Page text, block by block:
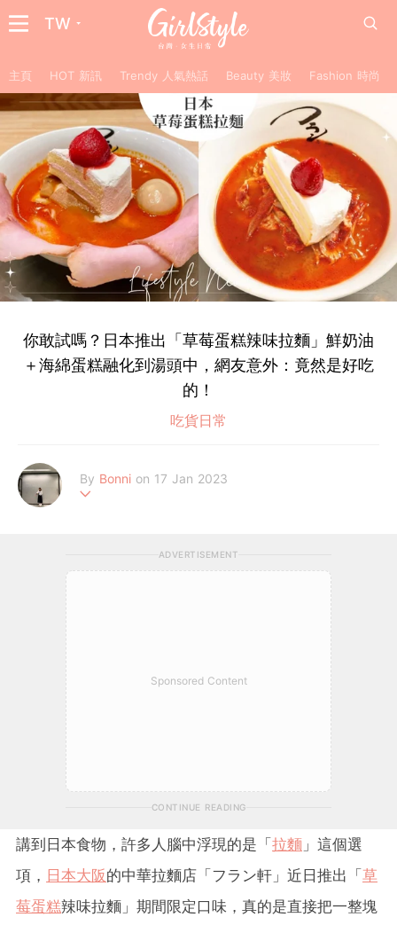
TW
主頁 HOT 新訊 Trendy 人氣熱話 Beauty 美妝 Fashion 時尚
你敢試嗎？日本推出「草莓蛋糕辣味拉麵」鮮奶油
＋海綿蛋糕融化到湯頭中，網友意外：竟然是好吃
的！
吃貨日常
By Bonni on 17 Jan 2023
ADVERTISEMENT
Sponsored Content
CONTINUE READING
講到日本食物，許多人腦中浮現的是「拉麵 」這個選
項， 日本大阪的中華拉麵店「フラン軒」近日推出「草
莓蛋糕辣味拉麵」期間限定口味，真的是直接把一整塊